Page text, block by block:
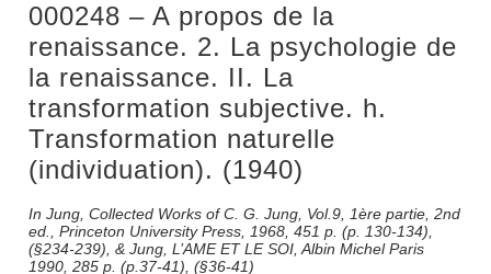
000248 – A propos de la
renaissance. 2. La psychologie de
la renaissance. II. La
transformation subjective. h.
Transformation naturelle
(individuation). (1940)
In Jung, Collected Works of C. G. Jung, Vol.9, 1ère partie, 2nd
ed., Princeton University Press, 1968, 451 p. (p. 130-134),
(§234-239), & Jung, L’AME ET LE SOI, Albin Michel Paris
1990, 285 p. (p.37-41), (§36-41)